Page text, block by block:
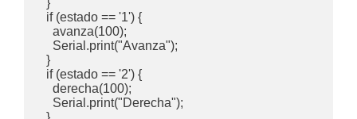
  }
  if (estado == '1') {
    avanza(100);
    Serial.print("Avanza");
  }
  if (estado == '2') {
    derecha(100);
    Serial.print("Derecha");